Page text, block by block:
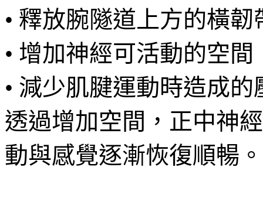
• 釋放腕隧道上方的橫韌
• 增加神經可活動的空間
• 減少肌腱運動時造成的
透過增加空間，正中神
動與感覺逐漸恢復順暢。